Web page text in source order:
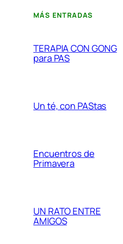
MÁS ENTRADAS
TERAPIA CON GONG
para PAS
Un té, con PAStas
Encuentros de
Primavera
UN RATO ENTRE
AMIGOS